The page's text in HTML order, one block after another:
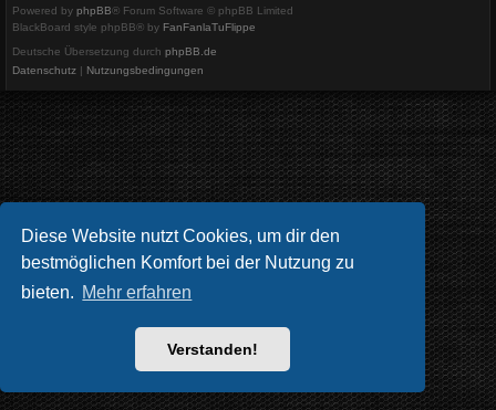
Diese Website nutzt Cookies, um dir den
bestmöglichen Komfort bei der Nutzung zu
bieten. Mehr erfahren
Verstanden!
Powered by phpBB® Forum Software © phpBB Limited
BlackBoard style phpBB® by FanFanlaTuFlippe
Deutsche Übersetzung durch phpBB.de
Datenschutz | Nutzungsbedingungen